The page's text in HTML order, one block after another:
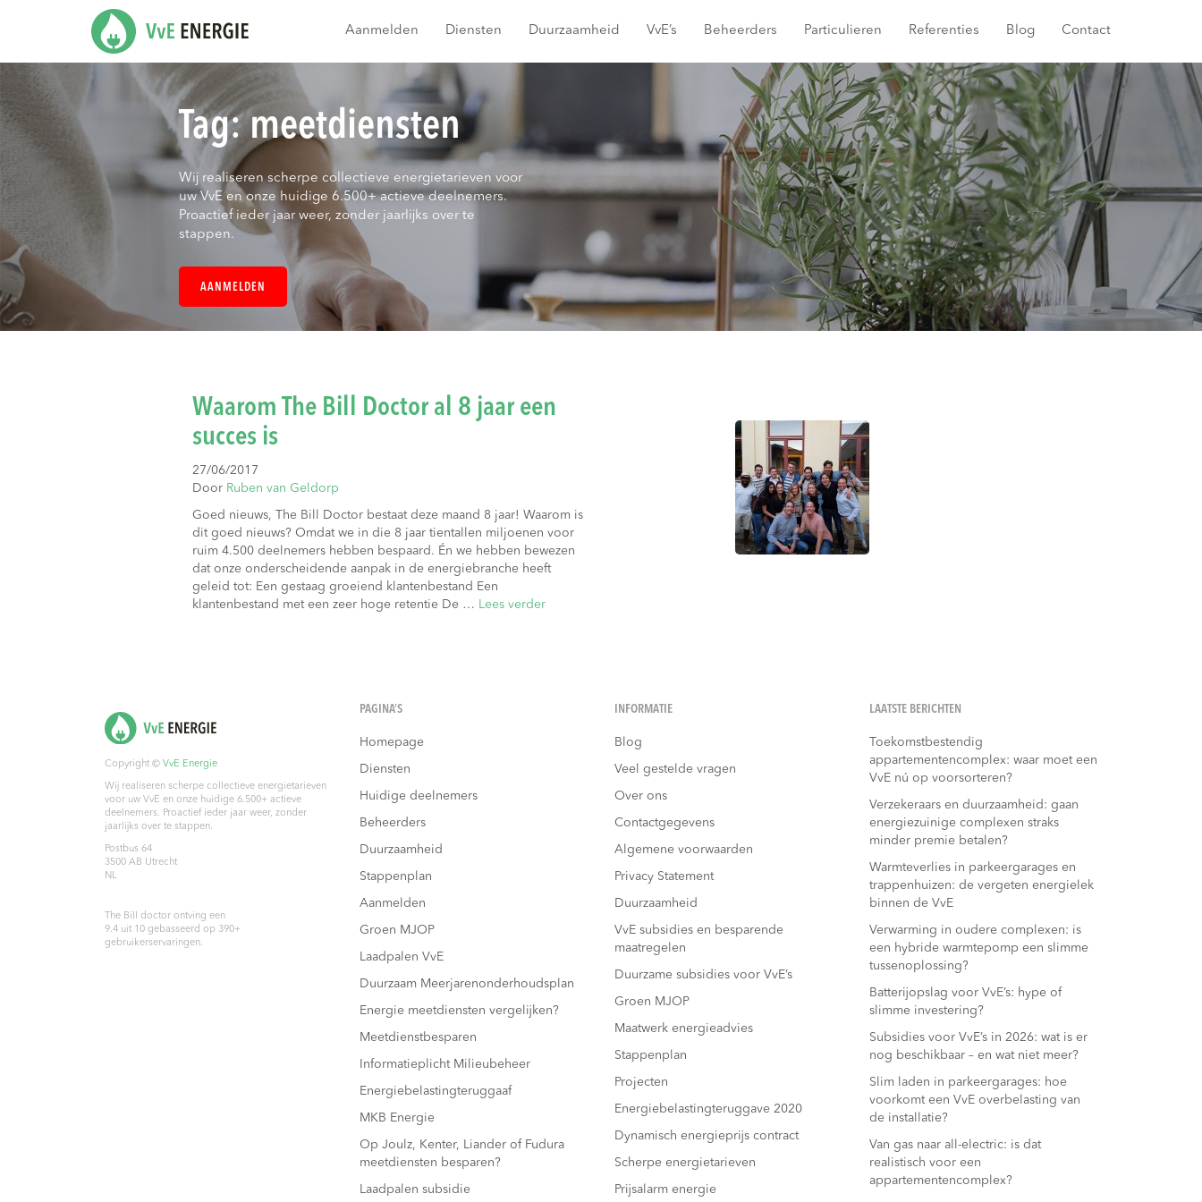
Aanmelden Diensten Duurzaamheid VvE’s Beheerders Particulieren Referenties Blog Contact
Tag:meetdiensten
Wij realiseren scherpe collectieve energietarieven voor
uw VvE en onze huidige 6.500+ actieve deelnemers.
Proactief ieder jaar weer, zonder jaarlijks over te
stappen.
AANMELDEN
Waarom The Bill Doctor al 8 jaar een
succes is
27/06/2017
Door Ruben van Geldorp
Goed nieuws, The Bill Doctor bestaat deze maand 8 jaar! Waarom is
dit goed nieuws? Omdat we in die 8 jaar tientallen miljoenen voor
ruim 4.500 deelnemers hebben bespaard. Én we hebben bewezen
dat onze onderscheidende aanpak in de energiebranche heeft
geleid tot: Een gestaag groeiend klantenbestand Een
klantenbestand met een zeer hoge retentie De … Lees verder
Copyright © VvE Energie
Wij realiseren scherpe collectieve energietarieven
voor uw VvE en onze huidige 6.500+ actieve
deelnemers. Proactief ieder jaar weer, zonder
jaarlijks over te stappen.
Postbus 64
3500 AB Utrecht
NL
The Bill doctor ontving een
9.4 uit 10 gebasseerd op 390+
gebruikerservaringen.
PAGINA’S
Homepage
Diensten
Huidige deelnemers
Beheerders
Duurzaamheid
Stappenplan
Aanmelden
Groen MJOP
Laadpalen VvE
Duurzaam Meerjarenonderhoudsplan
Energie meetdiensten vergelijken?
Meetdienstbesparen
Informatieplicht Milieubeheer
Energiebelastingteruggaaf
MKB Energie
Op Joulz, Kenter, Liander of Fudura
meetdiensten besparen?
Laadpalen subsidie
INFORMATIE
Blog
Veel gestelde vragen
Over ons
Contactgegevens
Algemene voorwaarden
Privacy Statement
Duurzaamheid
VvE subsidies en besparende
maatregelen
Duurzame subsidies voor VvE’s
Groen MJOP
Maatwerk energieadvies
Stappenplan
Projecten
Energiebelastingteruggave 2020
Dynamisch energieprijs contract
Scherpe energietarieven
Prijsalarm energie
LAATSTE BERICHTEN
Toekomstbestendig
appartementencomplex: waar moet een
VvE nú op voorsorteren?
Verzekeraars en duurzaamheid: gaan
energiezuinige complexen straks
minder premie betalen?
Warmteverlies in parkeergarages en
trappenhuizen: de vergeten energielek
binnen de VvE
Verwarming in oudere complexen: is
een hybride warmtepomp een slimme
tussenoplossing?
Batterijopslag voor VvE’s: hype of
slimme investering?
Subsidies voor VvE’s in 2026: wat is er
nog beschikbaar – en wat niet meer?
Slim laden in parkeergarages: hoe
voorkomt een VvE overbelasting van
de installatie?
Van gas naar all-electric: is dat
realistisch voor een
appartementencomplex?